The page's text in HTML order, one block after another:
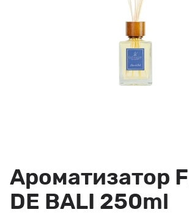
Ароматизатор
DE BALI 250ml